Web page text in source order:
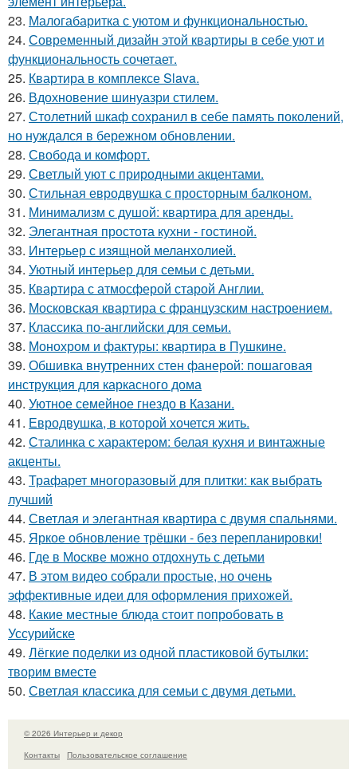
23. Малогабаритка с уютом и функциональностью.
24. Современный дизайн этой квартиры в себе уют и
функциональность сочетает.
25. Квартира в комплексе Slava.
26. Вдохновение шинуазри стилем.
27. Столетний шкаф сохранил в себе память поколений,
но нуждался в бережном обновлении.
28. Свобода и комфорт.
29. Светлый уют с природными акцентами.
30. Стильная евродвушка с просторным балконом.
31. Минимализм с душой: квартира для аренды.
32. Элегантная простота кухни - гостиной.
33. Интерьер с изящной меланхолией.
34. Уютный интерьер для семьи с детьми.
35. Квартира с атмосферой старой Англии.
36. Московская квартира с французским настроением.
37. Классика по-английски для семьи.
38. Монохром и фактуры: квартира в Пушкине.
39. Обшивка внутренних стен фанерой: пошаговая
инструкция для каркасного дома
40. Уютное семейное гнездо в Казани.
41. Евродвушка, в которой хочется жить.
42. Сталинка с характером: белая кухня и винтажные
акценты.
43. Трафарет многоразовый для плитки: как выбрать
лучший
44. Светлая и элегантная квартира с двумя спальнями.
45. Яркое обновление трёшки - без перепланировки!
46. Где в Москве можно отдохнуть с детьми
47. В этом видео собрали простые, но очень
эффективные идеи для оформления прихожей.
48. Какие местные блюда стоит попробовать в
Уссурийске
49. Лёгкие поделки из одной пластиковой бутылки:
творим вместе
50. Светлая классика для семьи с двумя детьми.
© 2026 Интерьер и декор
Контакты
Пользовательское соглашение